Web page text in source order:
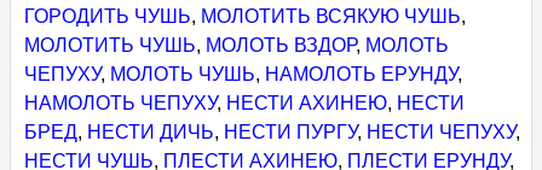
ГОРОДИТЬ ЧУШЬ, МОЛОТИТЬ ВСЯКУЮ ЧУШЬ,
МОЛОТИТЬ ЧУШЬ, МОЛОТЬ ВЗДОР, МОЛОТЬ
ЧЕПУХУ, МОЛОТЬ ЧУШЬ, НАМОЛОТЬ ЕРУНДУ,
НАМОЛОТЬ ЧЕПУХУ, НЕСТИ АХИНЕЮ, НЕСТИ
БРЕД, НЕСТИ ДИЧЬ, НЕСТИ ПУРГУ, НЕСТИ ЧЕПУХУ,
НЕСТИ ЧУШЬ, ПЛЕСТИ АХИНЕЮ, ПЛЕСТИ ЕРУНДУ,